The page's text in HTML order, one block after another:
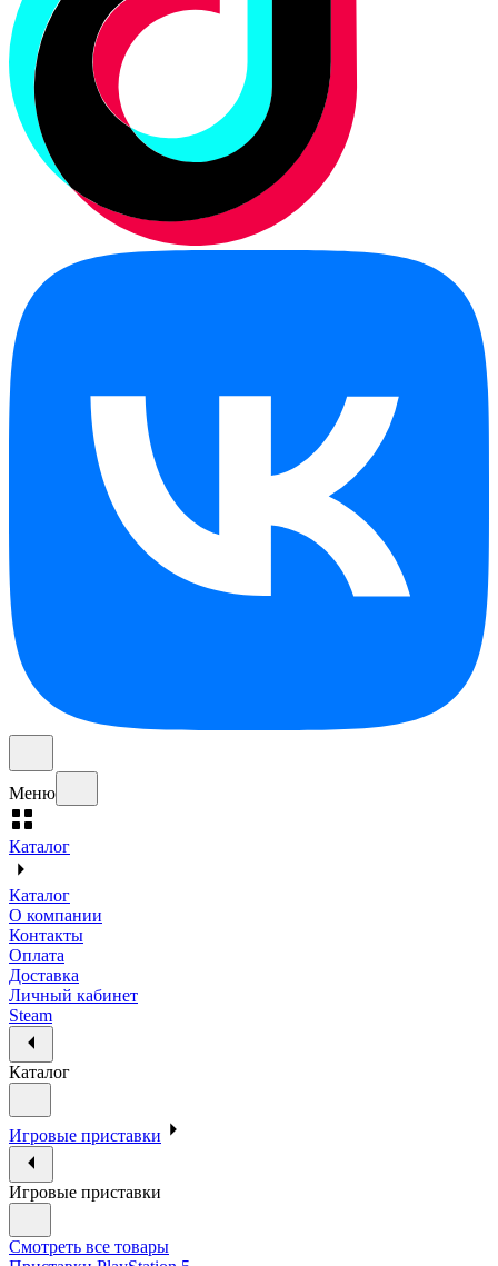
Меню
Каталог
Каталог
О компании
Контакты
Оплата
Доставка
Личный кабинет
Steam
Каталог
Игровые приставки
Игровые приставки
Смотреть все товары